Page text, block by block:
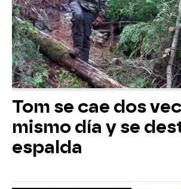
Tom se cae dos
mismo día y se
espalda